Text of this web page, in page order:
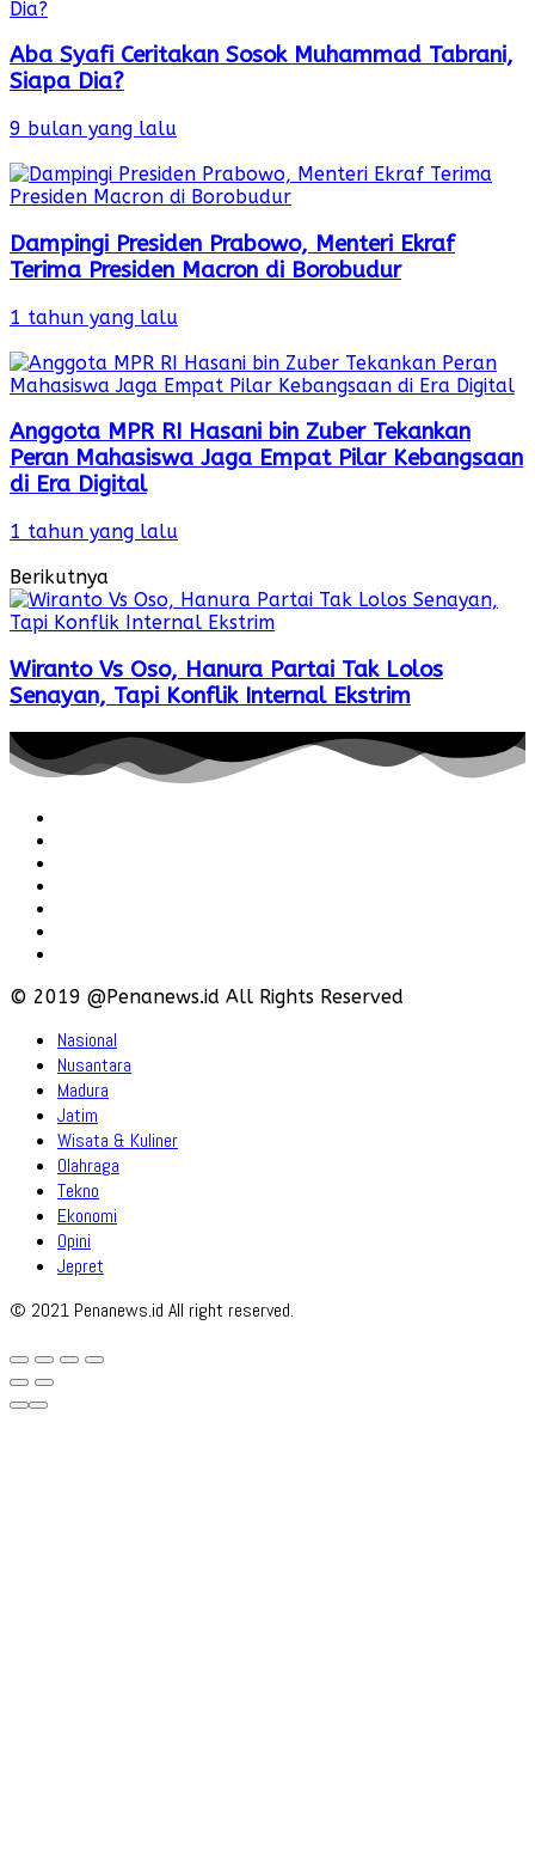
Aba Syafi Ceritakan Sosok Muhammad Tabrani,
Siapa Dia?
9 bulan yang lalu
Dampingi Presiden Prabowo, Menteri Ekraf
Terima Presiden Macron di Borobudur
1 tahun yang lalu
Anggota MPR RI Hasani bin Zuber Tekankan
Peran Mahasiswa Jaga Empat Pilar Kebangsaan
di Era Digital
1 tahun yang lalu
Berikutnya
Wiranto Vs Oso, Hanura Partai Tak Lolos
Senayan, Tapi Konflik Internal Ekstrim
© 2019 @Penanews.id All Rights Reserved
Nasional
Nusantara
Madura
Jatim
Wisata & Kuliner
Olahraga
Tekno
Ekonomi
Opini
Jepret
© 2021 Penanews.id All right reserved.